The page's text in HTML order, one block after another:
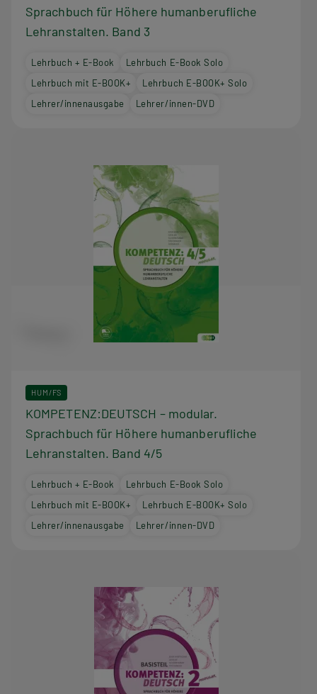
Sprachbuch für Höhere humanberufliche
Lehranstalten. Band 3
Lehrbuch + E-Book
Lehrbuch E-Book Solo
Lehrbuch mit E-BOOK+
Lehrbuch E-BOOK+ Solo
Lehrer/innenausgabe
Lehrer/innen-DVD
HUM/FS
KOMPETENZ:DEUTSCH – modular.
Sprachbuch für Höhere humanberufliche
Lehranstalten. Band 4/5
Lehrbuch + E-Book
Lehrbuch E-Book Solo
Lehrbuch mit E-BOOK+
Lehrbuch E-BOOK+ Solo
Lehrer/innenausgabe
Lehrer/innen-DVD